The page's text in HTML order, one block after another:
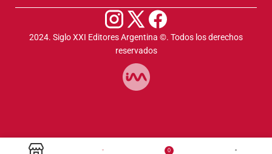
2024. Siglo XXI Editores Argentina ©️. Todos los derechos
reservados
0